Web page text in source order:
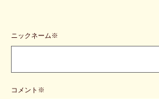
ニックネーム※
コメント※